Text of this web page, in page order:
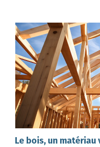
Le bois, un matériau